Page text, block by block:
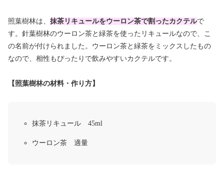
照葉樹林は、 抹茶リキュールをウーロン茶で割ったカクテルで
す。針葉樹林のウーロン茶と緑茶を使ったリキュールなので、こ
の名前が付けられました。ウーロン茶と緑茶をミックスしたもの
なので、相性もぴったりで飲みやすいカクテルです。
【照葉樹林の材料・作り方】
抹茶リキュール 45ml
ウーロン茶 適量